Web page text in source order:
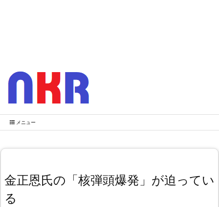
メニュー
金正恩氏の「核弾頭爆発」が迫ってい
る